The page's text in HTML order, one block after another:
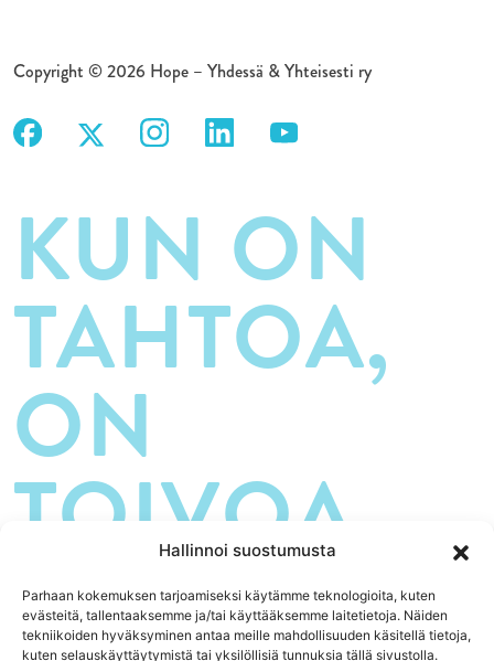
Hallinnoi suostumusta
Parhaan kokemuksen tarjoamiseksi käytämme teknologioita, kuten
evästeitä, tallentaaksemme ja/tai käyttääksemme laitetietoja. Näiden
tekniikoiden hyväksyminen antaa meille mahdollisuuden käsitellä tietoja,
kuten selauskäyttäytymistä tai yksilöllisiä tunnuksia tällä sivustolla.
Copyright © 2026 Hope – Yhdessä & Yhteisesti ry
KUN ON
TAHTOA,
ON
TOIVOA.